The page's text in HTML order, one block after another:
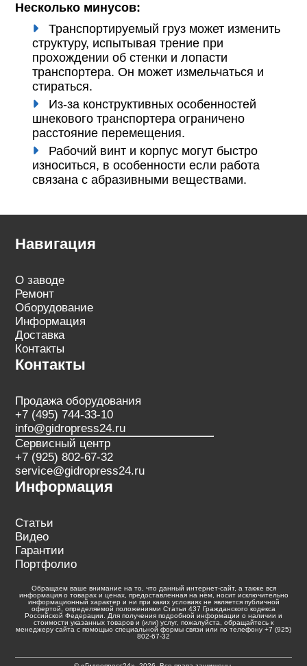
Несколько минусов:
Транспортируемый груз может изменить
структуру, испытывая трение при
прохождении об стенки и лопасти
транспортера. Он может измельчаться и
стираться.
Из-за конструктивных особенностей
шнекового транспортера ограничено
расстояние перемещения.
Рабочий винт и корпус могут быстро
износиться, в особенности если работа
связана с абразивными веществами.
Навигация
О заводе
Ремонт
Оборудование
Информация
Доставка
Контакты
Контакты
Продажа оборудования
+7 (495) 744-33-10
info@gidropress24.ru
Сервисный центр
+7 (925) 802-67-32
service@gidropress24.ru
Информация
Статьи
Видео
Гарантии
Портфолио
Обращаем ваше внимание на то, что данный интернет-сайт, а также вся
информация о товарах и ценах, предоставленная на нём, носит исключительно
информационный характер и ни при каких условиях не является публичной
офертой, определяемой положениями Статьи 437 Гражданского кодекса
Российской Федерации. Для получения подробной информации о наличии и
стоимости указанных товаров и (или) услуг, пожалуйста, обращайтесь к
менеджеру сайта с помощью специальной формы связи или по телефону +7 (925)
802-67-32